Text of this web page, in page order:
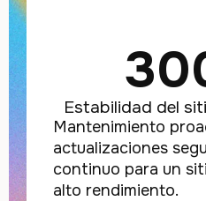
Estabilidad del
Mantenimiento
actualizaciones
continuo para un
alto rendimiento.